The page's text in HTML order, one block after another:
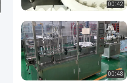
00:42
00:48